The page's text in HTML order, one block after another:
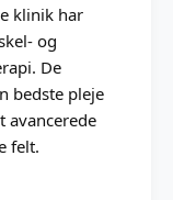
klinik har
og
De
bedste pleje
avancerede
felt.